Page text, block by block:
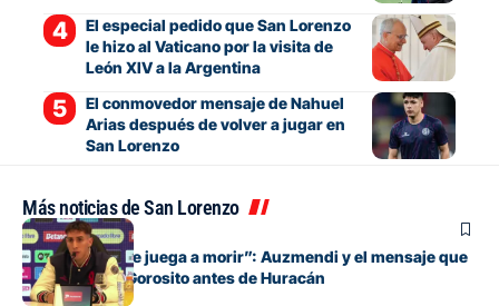
El especial pedido que San Lorenzo
le hizo al Vaticano por la visita de
León XIV a la Argentina
El conmovedor mensaje de Nahuel
Arias después de volver a jugar en
San Lorenzo
Más noticias de San Lorenzo
Fútbol
“Cada pelota se juega a morir”: Auzmendi y el mensaje que
transmitió de Gorosito antes de Huracán